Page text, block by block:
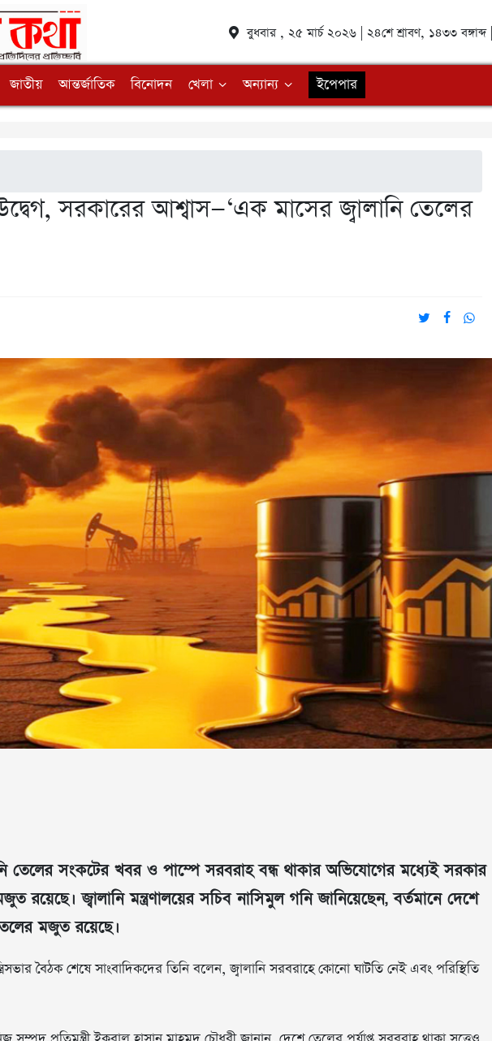
বুধবার , ২৫ মার্চ ২০২৬ | ২৪শে শ্রাবণ, ১৪৩৩
জাতীয় আন্তর্জাতিক বিনোদন খেলা অন্যান্য ইপেপার
সরকারের আশ্বাস—‘এক মাসের জ্বালানি তেলের
তেলের সংকটের খবর ও পাম্পে সরবরাহ বন্ধ থাকার অভিযোগের মধ্যেই সরকার
রয়েছে। জ্বালানি মন্ত্রণালয়ের সচিব নাসিমুল গনি জানিয়েছেন, বর্তমানে দেশে
মজুত রয়েছে।
বৈঠক শেষে সাংবাদিকদের তিনি বলেন, জ্বালানি সরবরাহে কোনো ঘাটতি নেই এবং পরিস্থিতি